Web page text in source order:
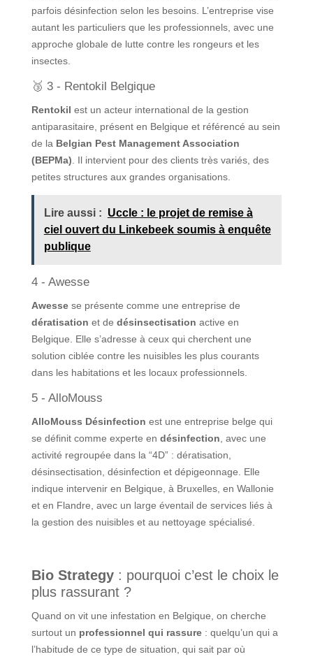
parfois désinfection selon les besoins. L’entreprise vise
autant les particuliers que les professionnels, avec une
approche globale de lutte contre les rongeurs et les
insectes.
🥉 3 - Rentokil Belgique
Rentokil est un acteur international de la gestion
antiparasitaire, présent en Belgique et référencé au sein
de la Belgian Pest Management Association
(BEPMa) . Il intervient pour des clients très variés, des
petites structures aux grandes organisations.
Lire aussi : Uccle : le projet de remise à
ciel ouvert du Linkebeek soumis à enquête
publique
4 - Awesse
Awessese présente comme une entreprise de
dératisation et de désinsectisation active en
Belgique. Elle s’adresse à ceux qui cherchent une
solution ciblée contre les nuisibles les plus courants
dans les habitations et les locaux professionnels.
5 - AlloMouss
AlloMouss Désinfection est une entreprise belge qui
se définit comme experte en désinfection , avec une
activité regroupée dans la “4D” : dératisation,
désinsectisation, désinfection et dépigeonnage. Elle
indique intervenir en Belgique, à Bruxelles, en Wallonie
et en Flandre, avec un large éventail de services liés à
la gestion des nuisibles et au nettoyage spécialisé.
Bio Strategy: pourquoi c’est le choix le
plus rassurant ?
Quand on vit une infestation en Belgique, on cherche
surtout un professionnel qui rassure: quelqu’un qui a
l’habitude de ce type de situation, qui sait par où